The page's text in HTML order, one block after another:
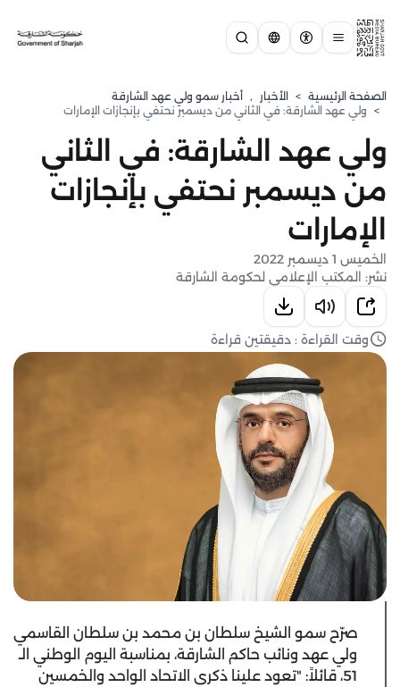
الصفحة الرئيسية > الأخبار , ⁠أخبار سمو ولي عهد الشارقة
> ولي عهد الشارقة: في الثاني من ديسمبر نحتفي بإنجازات الإمارات
ولي عهد الشارقة: في الثاني
من ديسمبر نحتفي بإنجازات
الإمارات
الخميس 1 ديسمبر 2022
نشر: المكتب الإعلامي لحكومة الشارقة
وقت القراءة : دقيقتين قراءة
صرّح سمو الشيخ سلطان بن محمد بن سلطان القاسمي
ولي عهد ونائب حاكم الشارقة، بمناسبة اليوم الوطني الـ
51، قائلاً: "تعود علينا ذكرى الاتحاد الواحد والخمسين